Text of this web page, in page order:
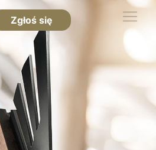
Zgłoś się